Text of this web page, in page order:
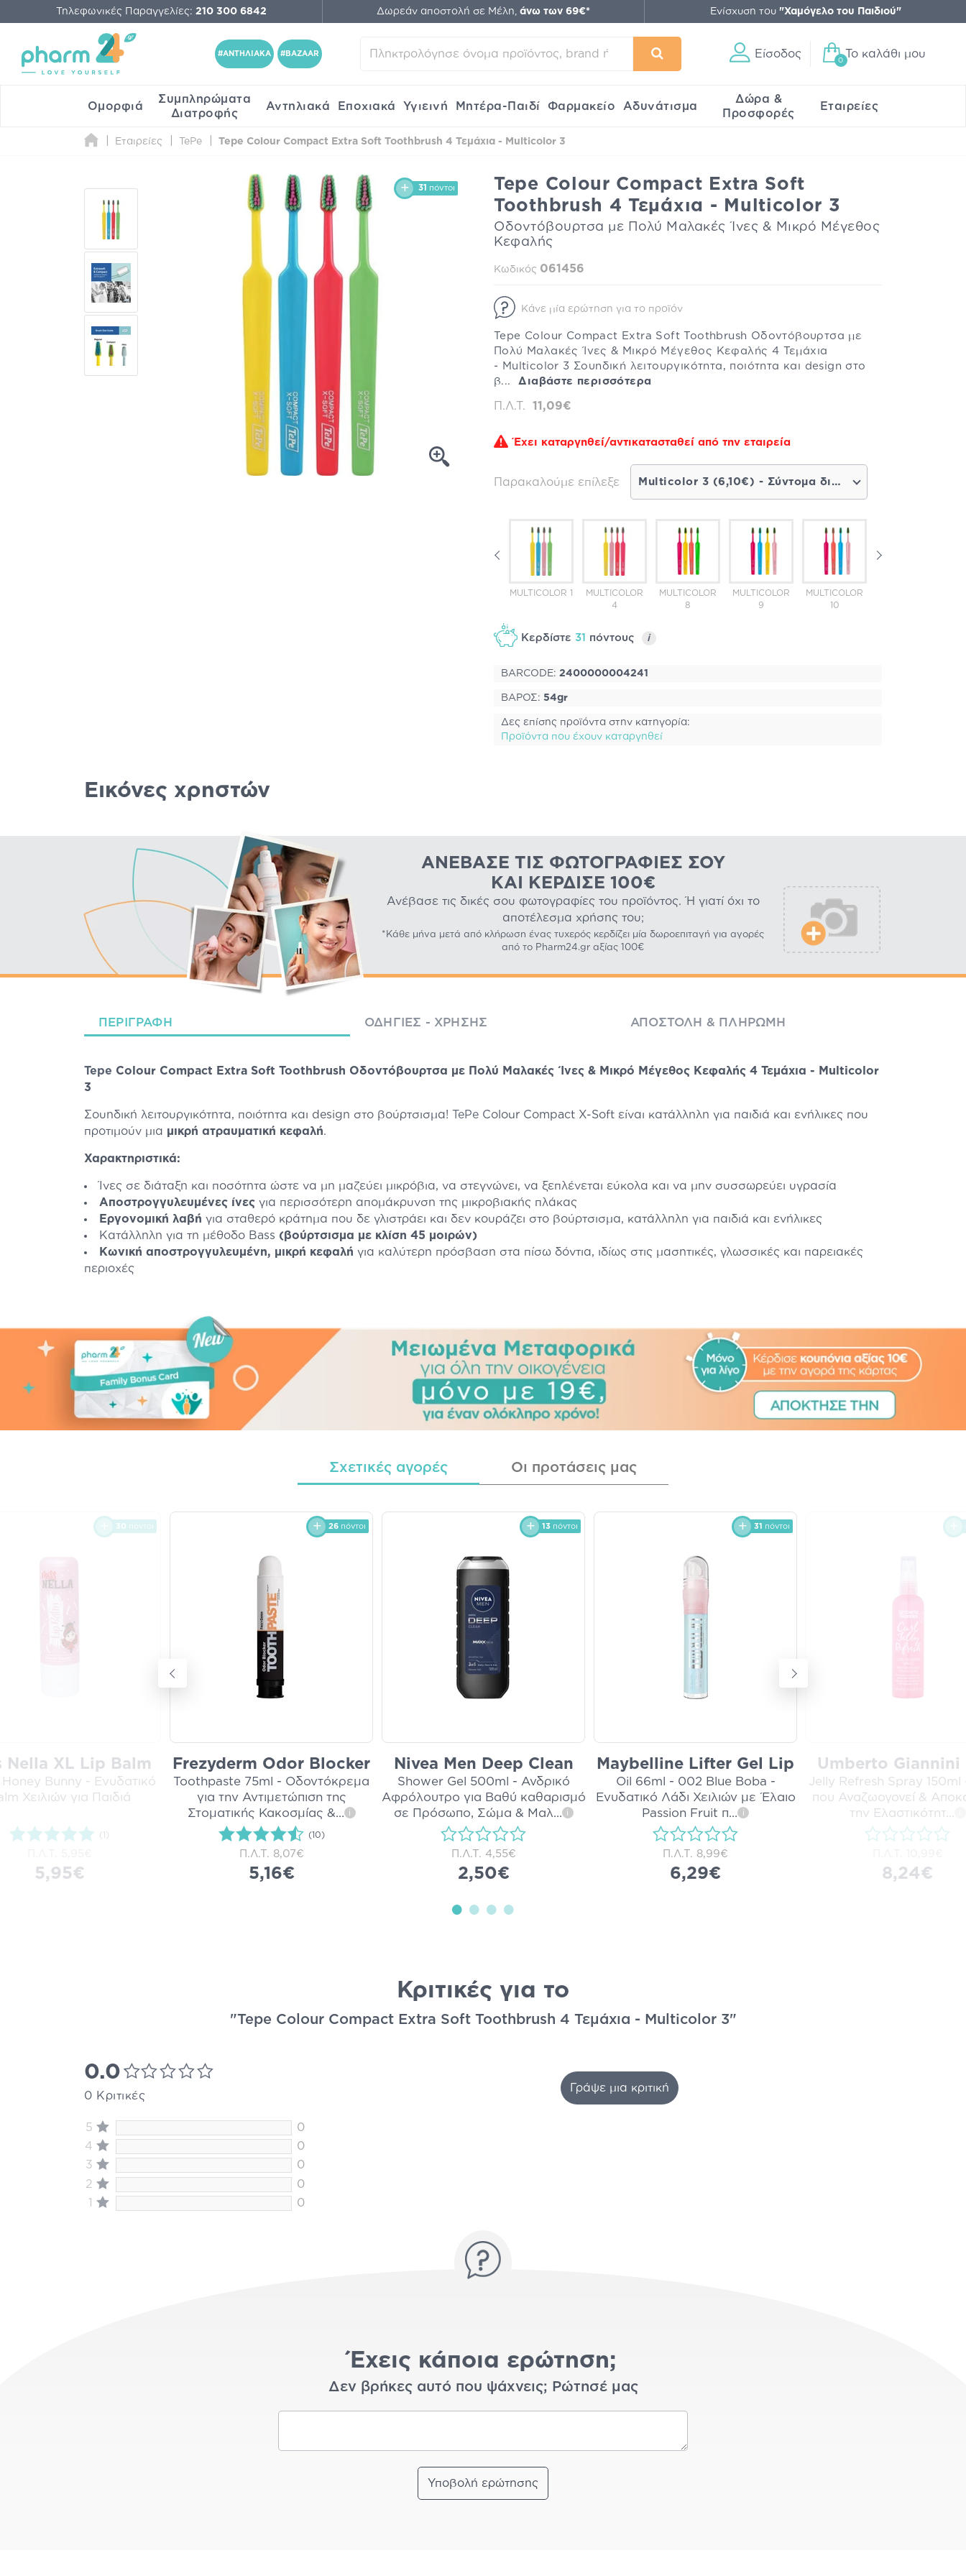
Τηλεφωνικές Παραγγελίες: 210 300 6842 Δωρεάν αποστολή σε Μέλη, άνω των 69€* Ενίσχυση του "Χαμόγελο του Παιδιού"
#ΑΝΤΗΛΙΑΚΑ #BAZAAR Είσοδος
0
Το καλάθι μου
Ομορφιά
Συμπληρώματα
Διατροφής
Αντηλιακά Εποχιακά Υγιεινή Μητέρα-Παιδί Φαρμακείο Αδυνάτισμα
Δώρα &
Προσφορές
Εταιρείες
Εταιρείες TePe Tepe Colour Compact Extra Soft Toothbrush 4 Τεμάχια - Multicolor 3
31 πόντοι
Tepe Colour Compact Extra Soft
Toothbrush 4 Τεμάχια - Multicolor 3
Οδοντόβουρτσα με Πολύ Μαλακές Ίνες & Μικρό Μέγεθος
Κεφαλής
Κωδικός 061456
Κάνε μία ερώτηση για το προϊόν
Tepe Colour Compact Extra Soft Toothbrush Οδοντόβουρτσα με
Πολύ Μαλακές Ίνες & Μικρό Μέγεθος Κεφαλής 4 Τεμάχια
- Multicolor 3 Σουηδική λειτουργικότητα, ποιότητα και design στο
β...Διαβάστε περισσότερα
Π.Λ.Τ. 11,09€
Έχει καταργηθεί/αντικατασταθεί από την εταιρεία
Παρακαλούμε επίλεξε Multicolor 3 (6,10€) - Σύντομα διαθέσιμο
MULTICOLOR 1
MULTICOLOR
4
MULTICOLOR
8
MULTICOLOR
9
MULTICOLOR
10
Κερδίστε 31 πόντους i
BARCODE: 2400000004241
ΒΑΡΟΣ: 54gr
Δες επίσης προϊόντα στην κατηγορία:
Προϊόντα που έχουν καταργηθεί
Εικόνες χρηστών
ΑΝΈΒΑΣΕ ΤΙΣ ΦΩΤΟΓΡΑΦΊΕΣ ΣΟΥ
ΚΑΙ ΚΈΡΔΙΣΕ 100€
Ανέβασε τις δικές σου φωτογραφίες του προϊόντος. Ή γιατί όχι το
αποτέλεσμα χρήσης του;
*Κάθε μήνα μετά από κλήρωση ένας τυχερός κερδίζει μία δωροεπιταγή για αγορές
από το Pharm24.gr αξίας 100€
ΠΕΡΙΓΡΑΦΉ ΟΔΗΓΊΕΣ - ΧΡΉΣΗΣ ΑΠΟΣΤΟΛΉ & ΠΛΗΡΩΜΉ
Tepe Colour Compact Extra Soft Toothbrush Οδοντόβουρτσα με Πολύ Μαλακές Ίνες & Μικρό Μέγεθος Κεφαλής 4 Τεμάχια - Multicolor
3
Σουηδική λειτουργικότητα, ποιότητα και design στο βούρτσισμα! TePe Colour Compact X-Soft είναι κατάλληλη για παιδιά και ενήλικες που
προτιμούν μια μικρή ατραυματική κεφαλή.
Χαρακτηριστικά:
Ίνες σε διάταξη και ποσότητα ώστε να μη μαζεύει μικρόβια, να στεγνώνει, να ξεπλένεται εύκολα και να μην συσσωρεύει υγρασία
Αποστρογγυλευμένες ίνες για περισσότερη απομάκρυνση της μικροβιακής πλάκας
Εργονομική λαβή για σταθερό κράτημα που δε γλιστράει και δεν κουράζει στο βούρτσισμα, κατάλληλη για παιδιά και ενήλικες
Κατάλληλη για τη μέθοδο Bass (βούρτσισμα με κλίση 45 μοιρών)
Κωνική αποστρογγυλευμένη, μικρή κεφαλή για καλύτερη πρόσβαση στα πίσω δόντια, ιδίως στις μασητικές, γλωσσικές και παρειακές
περιοχές
Σχετικές αγορές Οι προτάσεις μας
30 πόντοι
Nella XL Lip Balm
Bunny - Ενυδατικό
Χειλιών για Παιδιά
(1)
5,95€
26 πόντοι
Frezyderm Odor Blocker
Toothpaste 75ml - Οδοντόκρεμα
για την Αντιμετώπιση της
Στοματικής Κακοσμίας &... i
(10)
Π.Λ.Τ. 8,07€
5,16€
13 πόντοι
Nivea Men Deep Clean
Shower Gel 500ml - Ανδρικό
Αφρόλουτρο για Βαθύ καθαρισμό
σε Πρόσωπο, Σώμα & Μαλ... i
Π.Λ.Τ. 4,55€
2,50€
31 πόντοι
Maybelline Lifter Gel Lip
Oil 66ml - 002 Blue Boba -
Ενυδατικό Λάδι Χειλιών με Έλαιο
Passion Fruit π... i
Π.Λ.Τ. 8,99€
6,29€
Umberto Giannini
Jelly Refresh Spray 150ml
που Αναζωογονεί &
την Ελαστικότητ...
8,24€
Κριτικές για το
"Tepe Colour Compact Extra Soft Toothbrush 4 Τεμάχια - Multicolor 3"
0.0
0 Κριτικές
5
0
4
0
3
0
2
0
1
0
Γράψε μια κριτική
Έχεις κάποια ερώτηση;
Δεν βρήκες αυτό που ψάχνεις; Ρώτησέ μας
Υποβολή ερώτησης